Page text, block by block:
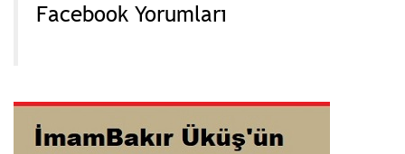
Facebook Yorumları